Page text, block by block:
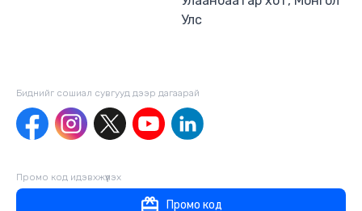
Улс
Биднийг сошиал сувгууд дээр дагаaрай
Промо код идэвхжүүлэх
Промо код